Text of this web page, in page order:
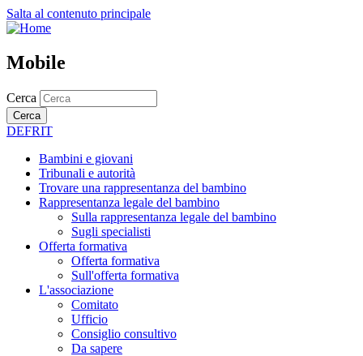
Salta al contenuto principale
Mobile
Cerca
Cerca
DEFRIT
Bambini e giovani
Tribunali e autorità
Trovare una rappresentanza del bambino
Rappresentanza legale del bambino
Sulla rappresentanza legale del bambino
Sugli specialisti
Offerta formativa
Offerta formativa
Sull'offerta formativa
L'associazione
Comitato
Ufficio
Consiglio consultivo
Da sapere